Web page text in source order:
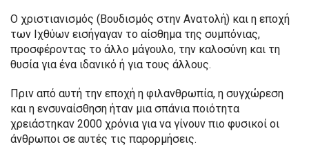
Ο χριστιανισμός (Βουδισμός στην Ανατολή) και η εποχή
των Ιχθύων εισήγαγαν το αίσθημα της συμπόνιας,
προσφέροντας το άλλο μάγουλο, την καλοσύνη και τη
θυσία για ένα ιδανικό ή για τους άλλους.
Πριν από αυτή την εποχή η φιλανθρωπία, η συγχώρεση
και η ενσυναίσθηση ήταν μια σπάνια ποιότητα
χρειάστηκαν 2000 χρόνια για να γίνουν πιο φυσικοί οι
άνθρωποι σε αυτές τις παρορμήσεις.